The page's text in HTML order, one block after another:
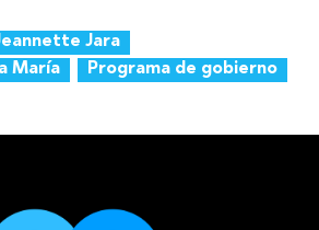
Jara
María
Programa de gobierno